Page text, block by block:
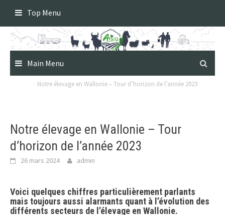
content
Top Menu
Main Menu
Notre élevage en Wallonie – Tour d’horizon de l’année 2023
Notre élevage en Wallonie – Tour
d’horizon de l’année 2023
26 mars 2024 admin
Voici quelques chiffres particulièrement parlants
mais toujours aussi alarmants quant à l’évolution des
différents secteurs de l’élevage en Wallonie.